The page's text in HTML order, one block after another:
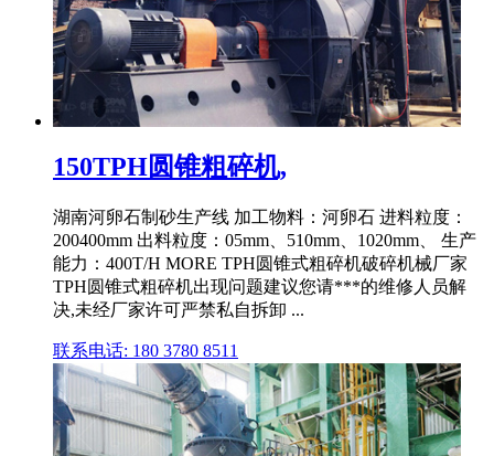
150TPH圆锥粗碎机,
湖南河卵石制砂生产线 加工物料：河卵石 进料粒度：
200400mm 出料粒度：05mm、510mm、1020mm、 生产
能力：400T/H MORE TPH圆锥式粗碎机破碎机械厂家
TPH圆锥式粗碎机出现问题建议您请***的维修人员解
决,未经厂家许可严禁私自拆卸 ...
联系电话: 180 3780 8511